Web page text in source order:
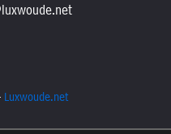
Luxwoude.net